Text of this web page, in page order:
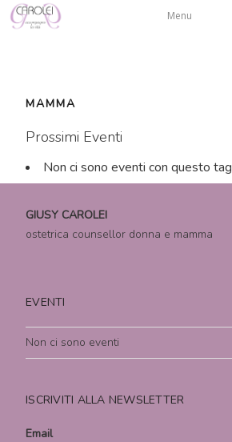
Salta
Menu
MAMMA
Prossimi Eventi
Non ci sono eventi con questo tag
GIUSY CAROLEI
ostetrica counsellor donna e mamma
EVENTI
Non ci sono eventi
ISCRIVITI ALLA NEWSLETTER
Email